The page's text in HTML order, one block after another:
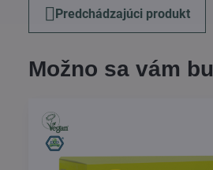
Predchádzajúci produkt
Možno sa vám